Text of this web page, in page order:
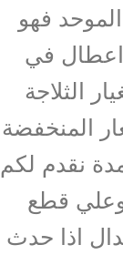
شركه سميج 01099948826 الموحد فهو
اعطال في
الثلاجة
المنخفضة
نقدم لكم
قطع
اذا حدث